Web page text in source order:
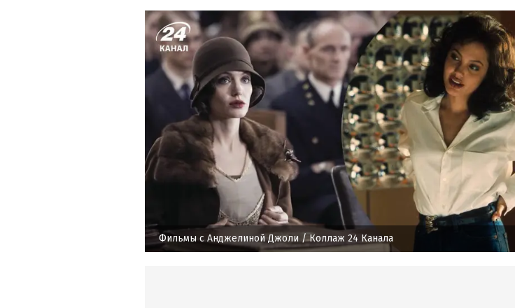
Фильмы с Анджелиной Джоли / Коллаж 24 Канала